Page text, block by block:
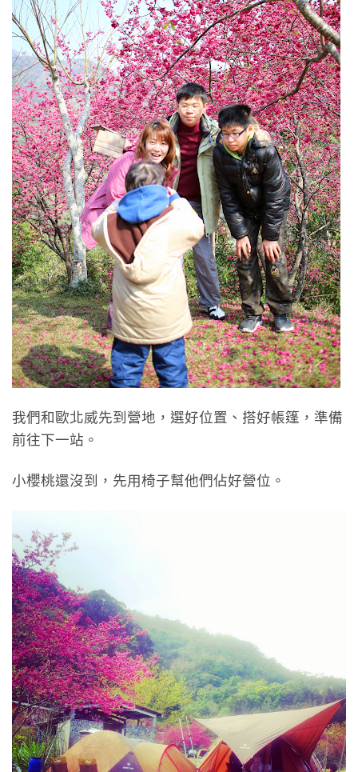
我們和歐北威先到營地，選好位置、搭好帳篷，準備
前往下一站。
小櫻桃還沒到，先用椅子幫他們佔好營位。